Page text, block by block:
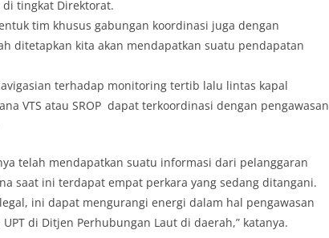
tingkat Direktorat.
tim khusus gabungan koordinasi juga dengan
ditetapkan kita akan mendapatkan suatu pendapatan
terhadap monitoring tertib lalu lintas kapal
VTS atau SROP dapat terkoordinasi dengan pengawasan
telah mendapatkan suatu informasi dari pelanggaran
saat ini terdapat empat perkara yang sedang ditangani.
ini dapat mengurangi energi dalam hal pengawasan
di Ditjen Perhubungan Laut di daerah,” katanya.